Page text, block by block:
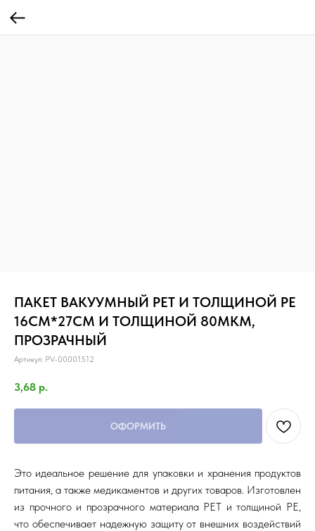
ПАКЕТ ВАКУУМНЫЙ PET И ТОЛЩИНОЙ PE
16СМ*27СМ И ТОЛЩИНОЙ 80МКМ,
ПРОЗРАЧНЫЙ
Артикул: PV-00001512
3,68 р.
ОФОРМИТЬ
Это идеальное решение для упаковки и хранения продуктов
питания, а также медикаментов и других товаров. Изготовлен
из прочного и прозрачного материала PET и толщиной PE,
что обеспечивает надежную защиту от внешних воздействий